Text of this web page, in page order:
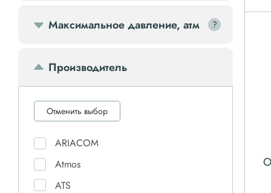
Осветительные мачты
Осушители
Ресиверы
Фильтры
Максимальное давление, атм ?
?
Производитель
Отменить выбор
ARIACOM
Atmos
ATS